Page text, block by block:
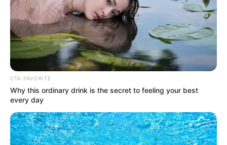
-ad9
O jornalismo do JASB.com.br precisa de você para continuar
marcando ponto na vida dos ACS e ACE.Compartilhe as nossas
notícias em suas redes sociais!
CTA FAVORITE
Why this ordinary drink is the secret to feeling your best
every day